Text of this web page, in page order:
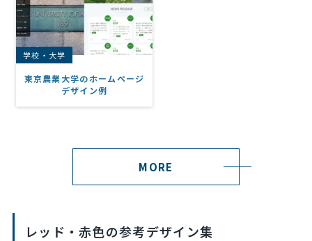
学校・大学
東京農業大学のホームページ
デザイン例
MORE
レッド・赤色の参考デザイン集